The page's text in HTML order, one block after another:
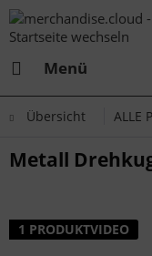
Menü
Übersicht ALLE
Metall
1 PRODUKTVIDEO